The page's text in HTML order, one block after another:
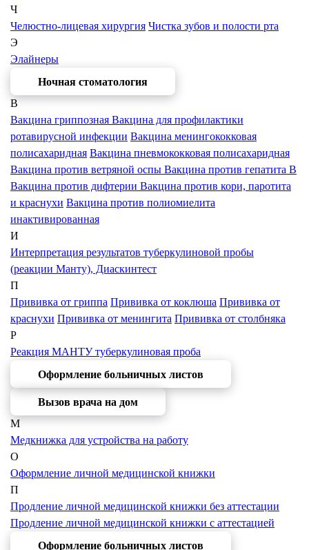
Ч
Челюстно-лицевая хирургия Чистка зубов и полости рта
Э
Элайнеры
Ночная стоматология
В
Вакцина гриппозная Вакцина для профилактики
ротавирусной инфекции Вакцина менингококковая
полисахаридная Вакцина пневмококковая полисахаридная
Вакцина против ветряной оспы Вакцина против гепатита В
Вакцина против дифтерии Вакцина против кори, паротита
и краснухи Вакцина против полиомиелита
инактивированная
И
Интерпретация результатов туберкулиновой пробы
(реакции Манту), Диаскинтест
П
Прививка от гриппа Прививка от коклюша Прививка от
краснухи Прививка от менингита Прививка от столбняка
Р
Реакция МАНТУ туберкулиновая проба
Оформление больничных листов
Вызов врача на дом
М
Медкнижка для устройства на работу
О
Оформление личной медицинской книжки
П
Продление личной медицинской книжки без аттестации
Продление личной медицинской книжки с аттестацией
Оформление больничных листов